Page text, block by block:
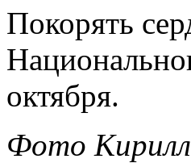
Покорять
октября.
Фото